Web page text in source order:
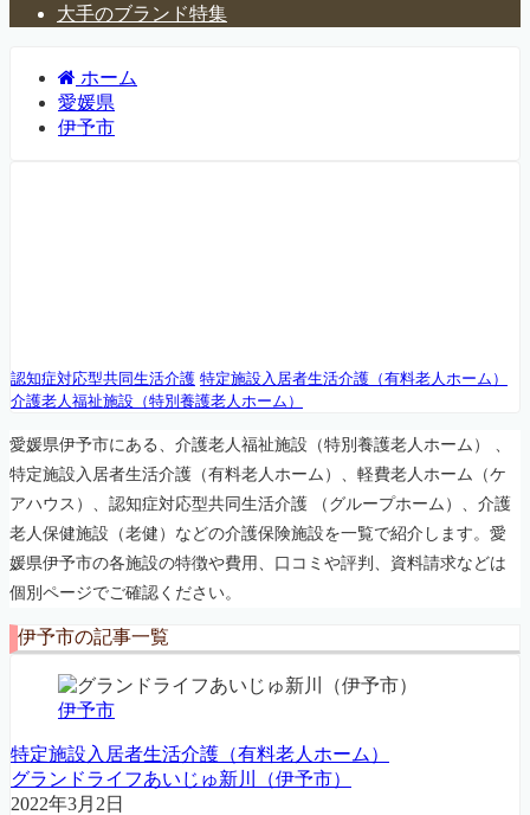
大手のブランド特集
ホーム
愛媛県
伊予市
認知症対応型共同生活介護 特定施設入居者生活介護（有料老人ホーム）
介護老人福祉施設（特別養護老人ホーム）
愛媛県伊予市にある、介護老人福祉施設（特別養護老人ホーム） 、
特定施設入居者生活介護（有料老人ホーム）、軽費老人ホーム（ケ
アハウス）、認知症対応型共同生活介護 （グループホーム）、介護
老人保健施設（老健）などの介護保険施設を一覧で紹介します。愛
媛県伊予市の各施設の特徴や費用、口コミや評判、資料請求などは
個別ページでご確認ください。
伊予市の記事一覧
伊予市
特定施設入居者生活介護（有料老人ホーム）
グランドライフあいじゅ新川（伊予市）
2022年3月2日